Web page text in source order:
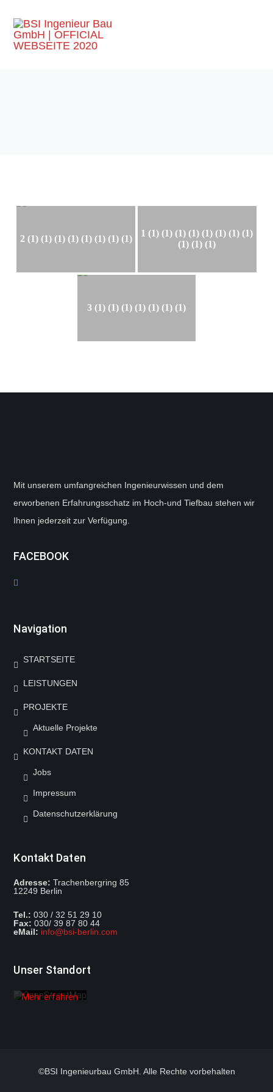
2 (1) (1) (1) (1) (1) (1) (1) (1)
1 (1) (1) (1) (1) (1) (1) (1) (1)
(1) (1) (1)
3 (1) (1) (1) (1) (1) (1) (1)
Mit unserem umfangreichen Ingenieurwissen und dem
erworbenen Erfahrungsschatz im Hoch-und Tiefbau stehen wir
Ihnen jederzeit zur Verfügung.
FACEBOOK
Navigation
STARTSEITE
LEISTUNGEN
PROJEKTE
Aktuelle Projekte
KONTAKT DATEN
Jobs
Impressum
Datenschutzerklärung
Kontakt Daten
Adresse: Trachenbergring 85
12249 Berlin
Tel.: 030 / 32 51 29 10
Fax: 030/ 39 87 80 44
eMail: info@bsi-berlin.com
Unser Standort
Laden der
Karte
akzeptieren
von
OpenStreetMap
Mehr erfahren
immer
©BSI Ingenieurbau GmbH. Alle Rechte vorbehalten